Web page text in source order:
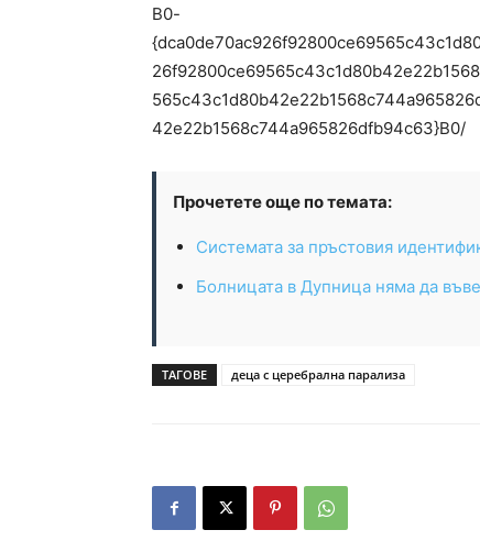
B0-
42e22b1568c744a965826dfb94c63}B0/
Прочетете още по темата:
Системата за пръстовия
Болницата в Дупница няма да
ТАГОВЕ деца с церебрална парализа